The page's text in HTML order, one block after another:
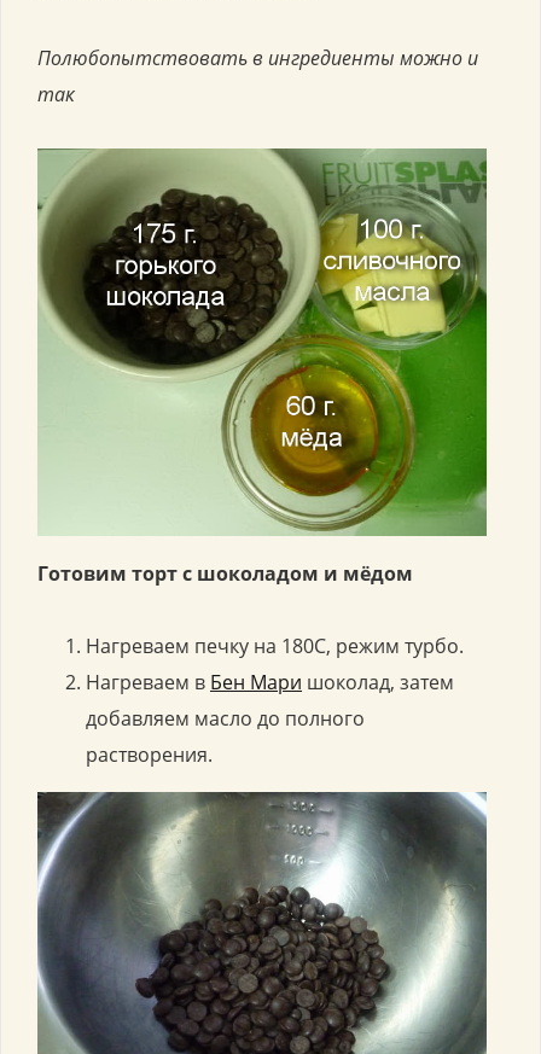
Полюбопытствовать в ингредиенты можно и
так
Готовим торт с шоколадом и мёдом
Нагреваем печку на 180С, режим турбо.
Нагреваем в Бен Мари шоколад, затем
добавляем масло до полного
растворения.